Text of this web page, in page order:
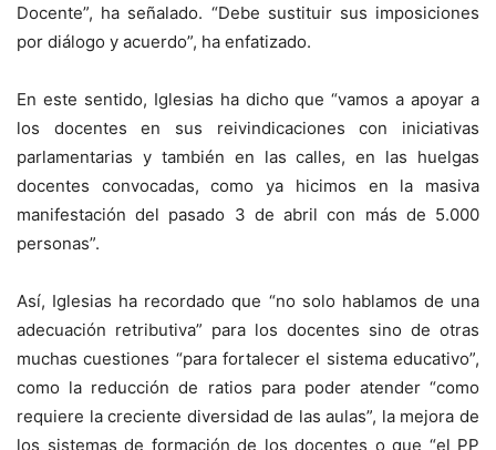
Docente”, ha señalado. “Debe sustituir sus imposiciones
por diálogo y acuerdo”, ha enfatizado.
En este sentido, Iglesias ha dicho que “vamos a apoyar a
los docentes en sus reivindicaciones con iniciativas
parlamentarias y también en las calles, en las huelgas
docentes convocadas, como ya hicimos en la masiva
manifestación del pasado 3 de abril con más de 5.000
personas”.
Así, Iglesias ha recordado que “no solo hablamos de una
adecuación retributiva” para los docentes sino de otras
muchas cuestiones “para fortalecer el sistema educativo”,
como la reducción de ratios para poder atender “como
requiere la creciente diversidad de las aulas”, la mejora de
los sistemas de formación de los docentes o que “el PP